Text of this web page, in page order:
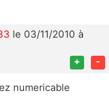
le 03/11/2010 à
+ -
numericable